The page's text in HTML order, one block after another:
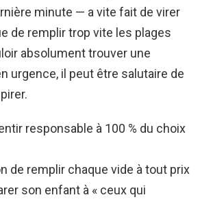
minute — a vite fait de virer
de remplir trop vite les plages
absolument trouver une
urgence, il peut être salutaire de
responsable à 100 % du choix
de remplir chaque vide à tout prix
son enfant à « ceux qui